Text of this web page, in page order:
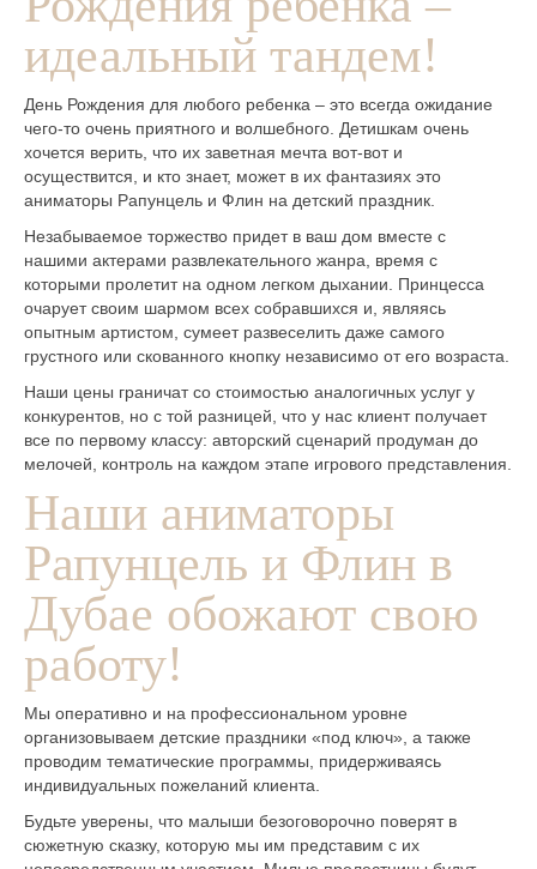
идеальный тандем!
День Рождения для любого ребенка – это всегда ожидание
чего-то очень приятного и волшебного. Детишкам очень
хочется верить, что их заветная мечта вот-вот и
осуществится, и кто знает, может в их фантазиях это
аниматоры Рапунцель и Флин на детский праздник.
Незабываемое торжество придет в ваш дом вместе с
нашими актерами развлекательного жанра, время с
которыми пролетит на одном легком дыхании. Принцесса
очарует своим шармом всех собравшихся и, являясь
опытным артистом, сумеет развеселить даже самого
грустного или скованного кнопку независимо от его возраста.
Наши цены граничат со стоимостью аналогичных услуг у
конкурентов, но с той разницей, что у нас клиент получает
все по первому классу: авторский сценарий продуман до
мелочей, контроль на каждом этапе игрового представления.
Наши аниматоры
Рапунцель и Флин в
Дубае обожают свою
работу!
Мы оперативно и на профессиональном уровне
организовываем детские праздники «под ключ», а также
проводим тематические программы, придерживаясь
индивидуальных пожеланий клиента.
Будьте уверены, что малыши безоговорочно поверят в
сюжетную сказку, которую мы им представим с их